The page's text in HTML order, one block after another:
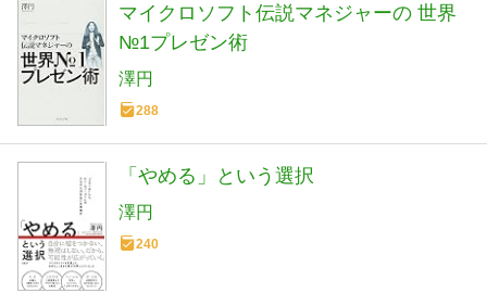
マイクロソフト伝説マネジャーの 世界
№1プレゼン術
澤円
288
「やめる」という選択
澤円
240